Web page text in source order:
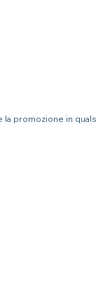
promozione in